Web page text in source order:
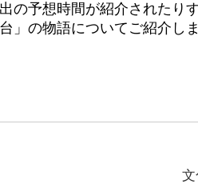
の予想時間が紹介されたり
」の物語についてご紹介しま
文